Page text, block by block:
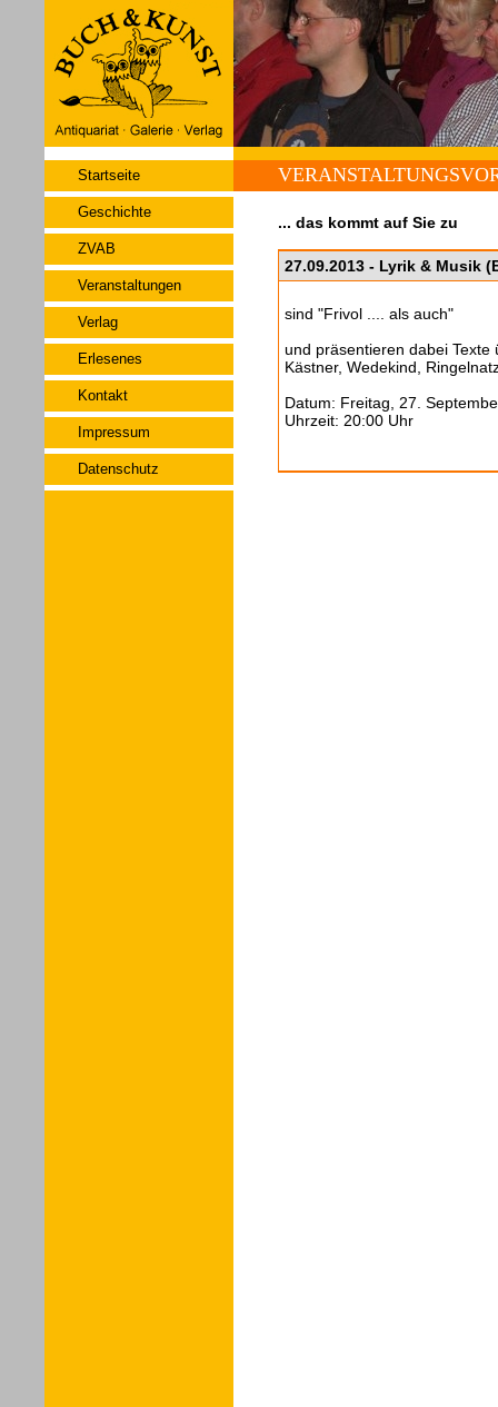
Startseite
Geschichte
ZVAB
Veranstaltungen
Verlag
Erlesenes
Kontakt
Impressum
Datenschutz
... das kommt auf Sie zu
27.09.2013 - Lyrik & Musik
sind "Frivol .... als auch"
und präsentieren dabei Texte
Kästner, Wedekind,
Datum: Freitag, 27.
Uhrzeit: 20:00 Uhr